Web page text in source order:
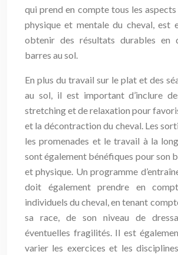
qui prend en compte tous les
physique et mentale du cheval, est
obtenir des résultats durables en
barres au sol.
En plus du travail sur le plat et des
au sol, il est important d’inclure
stretching et de relaxation pour
et la décontraction du cheval. Les
les promenades et le travail à la
sont également bénéfiques pour son
et physique. Un programme
doit également prendre en
individuels du cheval, en tenant
sa race, de son niveau de
éventuelles fragilités. Il est
varier les exercices et les